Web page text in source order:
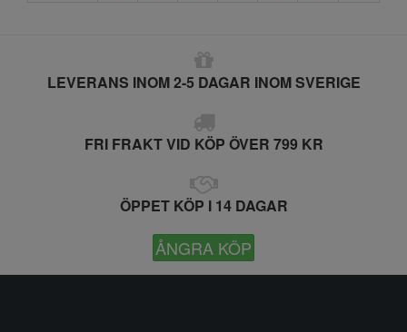
LEVERANS INOM 2-5 DAGAR INOM SVERIGE
FRI FRAKT VID KÖP ÖVER 799 KR
ÖPPET KÖP I 14 DAGAR
ÅNGRA KÖP